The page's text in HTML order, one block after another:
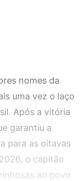
nomes da
uma vez o laço
Após a vitória
garantiu a
para as oitavas
o capitão
ao povo